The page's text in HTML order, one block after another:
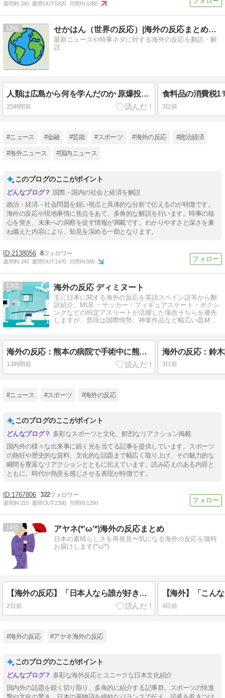
週間IN:240 週間OUT:5920 月間IN:1080
12 せかはん（世界の反応）|海外の反応まとめブログ
最新ニュースや時事ネタに対する海外の反応を翻訳・解
説
人類は広島から何を学んだのか 原爆投下から81年、核兵器が再び増え始めた世界【海外の反応・解説】
25時間前 2日前
#ニュース #金融 #芸能 #スポーツ #海外の反応 #政治経済
#海外ニュース #国内ニュース
このブログのここがポイント
国際・国内の社会と経済を解説
政治・経済・社会問題を鋭い視点と具体的な分析で伝えるのが特徴です。
海外の反応や現地事情に焦点をあて、多角的な解説を行います。時事の核
心を突き、未来への洞察を促す情報が満載です。わかりやすさと深さを兼
ね備えた内容により、知見を深める一助となります。
2138056 8
週間IN:240 週間OUT:1470 月間IN:960
13 海外の反応 ディミヌート
主に日本に関する海外の反応を英語スペイン語等から翻
訳紹介。MLB ・サッカー・フィギュアスケート・ボクシ
ングなどの特定アスリートが活躍した場合そちらを優先
しますが、普段は国際情勢、神業作品など幅広い題材を
海外の反応：熊本の病院で手術中に熊本地震が発生、大揺れの中でも患者を守った医師たちの対応ぶりに海外大絶賛
13時間前 3日前
#ニュース #スポーツ #海外の反応
このブログのここがポイント
多彩なスポーツと文化、鮮烈なリアクション掲載
国内外の様々な出来事に鋭く光を当てる記事を提供しています。スポーツ
の熱狂や歴史的な資料、文化的な話題まで幅広く取り上げ、その魅力的な
瞬間を豊富なリアクションとともに伝えています。読み応えのある内容と
ともに、時代や熱意を感じさせる表現が特徴です。
1767806 322
週間IN:215 週間OUT:2300 月間IN:1290
14 アヤネ(*'ω'*)海外の反応まとめ
日本の素晴らしさを再発見〜気になる海外の反応を随時
お届けします(*'ω'*)
【海外の反応】「日本人なら誰が好き？」外国人が選んだ人物が予想外すぎたｗ
2日前 4日前
#海外の反応 #アヤネ海外の反応
このブログのここがポイント
多彩な海外反応とユニークな日本文化紹介
国内外の話題を鋭く切り取り、多角的に紹介する記事群。スポーツの快進